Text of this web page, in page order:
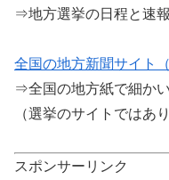
⇒地方選挙の日程と速報
全国の地方新聞サイト（
⇒全国の地方紙で細か
（選挙のサイトではあ
スポンサーリンク